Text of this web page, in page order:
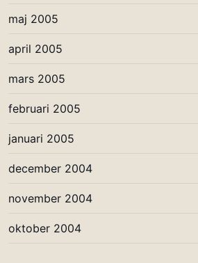
maj 2005
april 2005
mars 2005
februari 2005
januari 2005
december 2004
november 2004
oktober 2004